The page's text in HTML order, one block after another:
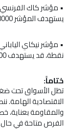
• مؤشر كاك الفرنسي
يستهدف المؤشر 8000 و8400 نقطة.
• مؤشر نيكاي
نقطة، قد يستهدف 41,000 و43,000 نقطة على المدى الأسبوعي.
ختاماً:
تظل الأسواق تحت ضغط
الاقتصادية الهامة.
والمقاومة بعناية،
الفرص متاحة في